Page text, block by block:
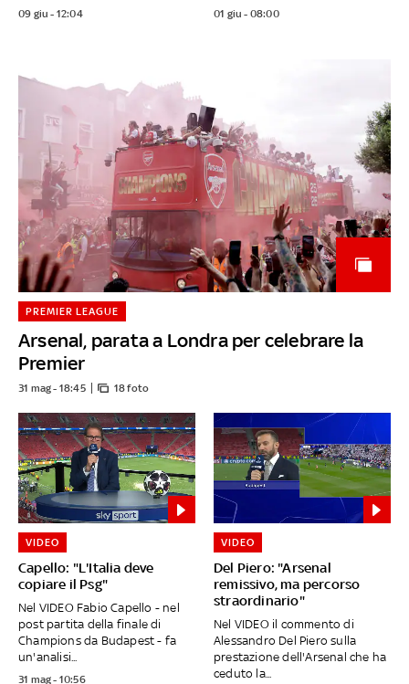
09 giu - 12:04 01 giu - 08:00
Arsenal, parata a Londra per celebrare la
Premier
PREMIER LEAGUE
31 mag - 18:45 18 foto
Capello: "L'Italia deve
copiare il Psg"
VIDEO
Nel VIDEO Fabio Capello - nel
post partita della finale di
Champions da Budapest - fa
un'analisi...
31 mag - 10:56
Del Piero: "Arsenal
remissivo, ma percorso
straordinario"
VIDEO
Nel VIDEO il commento di
Alessandro Del Piero sulla
prestazione dell'Arsenal che ha
ceduto la...